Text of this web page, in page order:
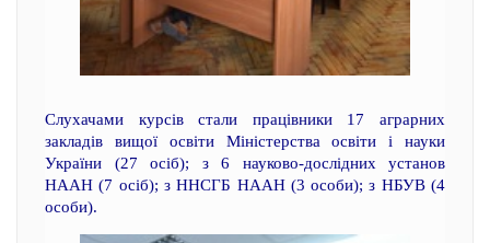
Слухачами курсів стали працівники 17 аграрних
закладів вищої освіти Міністерства освіти і науки
України (27 осіб); з 6 науково-дослідних установ
НААН (7 осіб); з ННСГБ НААН (3 особи); з НБУВ (4
особи).